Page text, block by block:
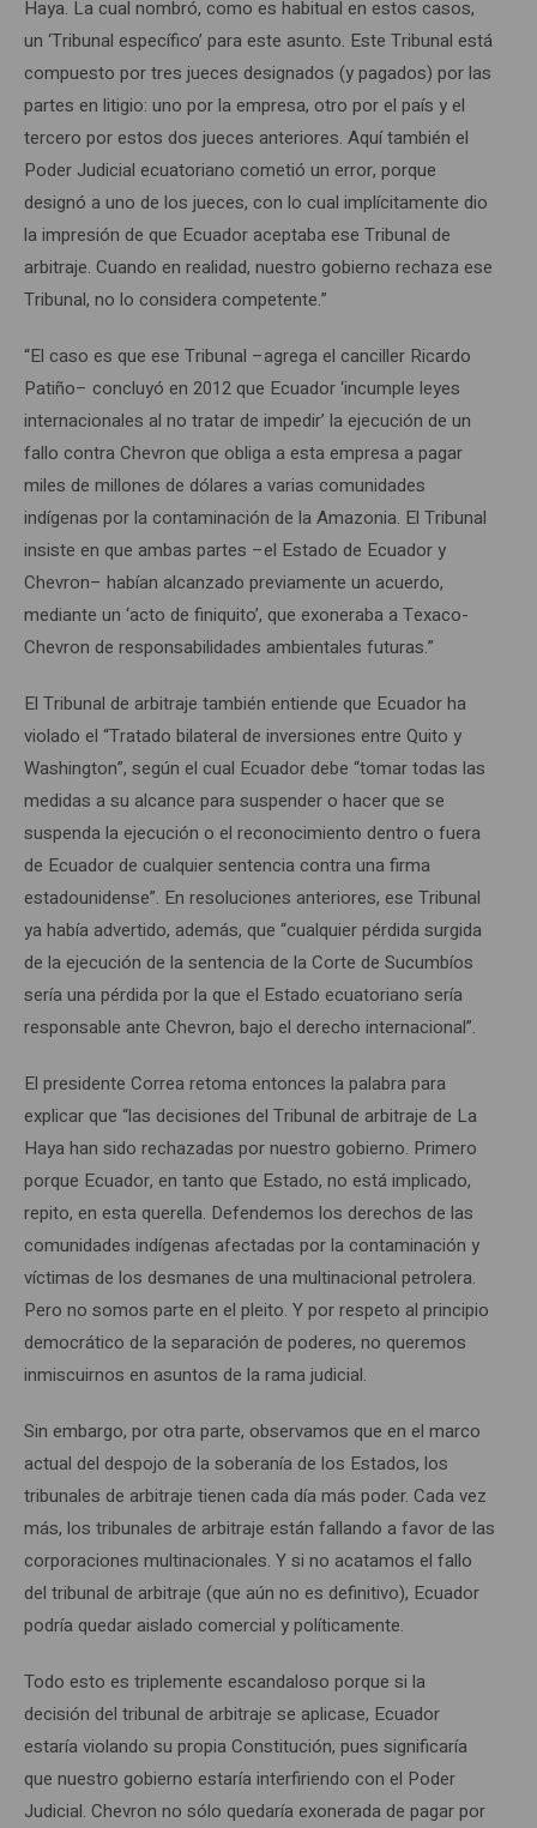
Haya. La cual nombró, como es habitual en estos casos,
un ‘Tribunal específico’ para este asunto. Este Tribunal está
compuesto por tres jueces designados (y pagados) por las
partes en litigio: uno por la empresa, otro por el país y el
tercero por estos dos jueces anteriores. Aquí también el
Poder Judicial ecuatoriano cometió un error, porque
designó a uno de los jueces, con lo cual implícitamente dio
la impresión de que Ecuador aceptaba ese Tribunal de
arbitraje. Cuando en realidad, nuestro gobierno rechaza ese
Tribunal, no lo considera competente.”
“El caso es que ese Tribunal –agrega el canciller Ricardo
Patiño– concluyó en 2012 que Ecuador ‘incumple leyes
internacionales al no tratar de impedir’ la ejecución de un
fallo contra Chevron que obliga a esta empresa a pagar
miles de millones de dólares a varias comunidades
indígenas por la contaminación de la Amazonia. El Tribunal
insiste en que ambas partes –el Estado de Ecuador y
Chevron– habían alcanzado previamente un acuerdo,
mediante un ‘acto de finiquito’, que exoneraba a Texaco-
Chevron de responsabilidades ambientales futuras.”
El Tribunal de arbitraje también entiende que Ecuador ha
violado el “Tratado bilateral de inversiones entre Quito y
Washington”, según el cual Ecuador debe “tomar todas las
medidas a su alcance para suspender o hacer que se
suspenda la ejecución o el reconocimiento dentro o fuera
de Ecuador de cualquier sentencia contra una firma
estadounidense”. En resoluciones anteriores, ese Tribunal
ya había advertido, además, que “cualquier pérdida surgida
de la ejecución de la sentencia de la Corte de Sucumbíos
sería una pérdida por la que el Estado ecuatoriano sería
responsable ante Chevron, bajo el derecho internacional”.
El presidente Correa retoma entonces la palabra para
explicar que “las decisiones del Tribunal de arbitraje de La
Haya han sido rechazadas por nuestro gobierno. Primero
porque Ecuador, en tanto que Estado, no está implicado,
repito, en esta querella. Defendemos los derechos de las
comunidades indígenas afectadas por la contaminación y
víctimas de los desmanes de una multinacional petrolera.
Pero no somos parte en el pleito. Y por respeto al principio
democrático de la separación de poderes, no queremos
inmiscuirnos en asuntos de la rama judicial.
Sin embargo, por otra parte, observamos que en el marco
actual del despojo de la soberanía de los Estados, los
tribunales de arbitraje tienen cada día más poder. Cada vez
más, los tribunales de arbitraje están fallando a favor de las
corporaciones multinacionales. Y si no acatamos el fallo
del tribunal de arbitraje (que aún no es definitivo), Ecuador
podría quedar aislado comercial y políticamente.
Todo esto es triplemente escandaloso porque si la
decisión del tribunal de arbitraje se aplicase, Ecuador
estaría violando su propia Constitución, pues significaría
que nuestro gobierno estaría interfiriendo con el Poder
Judicial. Chevron no sólo quedaría exonerada de pagar por